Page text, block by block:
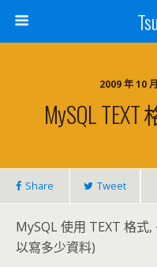
2009 年 10
MySQL
Share Tweet
MySQL 使用 TEXT 格式
以寫多少資料)